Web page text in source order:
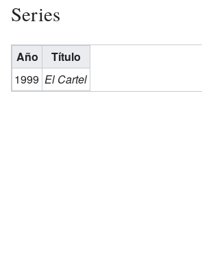
Series
Año
Título
1999 El Cartel